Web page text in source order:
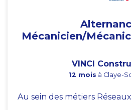
Mécanicien/
VINCI
12 mois à Claye-
Au sein des métiers